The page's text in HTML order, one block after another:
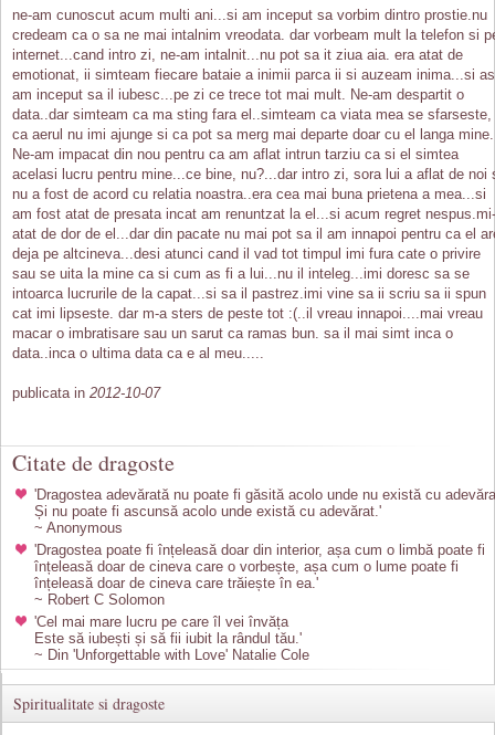
ne-am cunoscut acum multi ani...si am inceput sa vorbim dintro prostie.nu
credeam ca o sa ne mai intalnim vreodata. dar vorbeam mult la telefon si
internet...cand intro zi, ne-am intalnit...nu pot sa it ziua aia. era atat de
emotionat, ii simteam fiecare bataie a inimii parca ii si auzeam inima...si
am inceput sa il iubesc...pe zi ce trece tot mai mult. Ne-am despartit o
data..dar simteam ca ma sting fara el..simteam ca viata mea se sfarseste,
ca aerul nu imi ajunge si ca pot sa merg mai departe doar cu el langa mine.
Ne-am impacat din nou pentru ca am aflat intrun tarziu ca si el simtea
acelasi lucru pentru mine...ce bine, nu?...dar intro zi, sora lui a aflat de noi
nu a fost de acord cu relatia noastra..era cea mai buna prietena a mea...si
am fost atat de presata incat am renuntzat la el...si acum regret
atat de dor de el...dar din pacate nu mai pot sa il am innapoi pentru ca el
deja pe altcineva...desi atunci cand il vad tot timpul imi fura cate o privire
sau se uita la mine ca si cum as fi a lui...nu il inteleg...imi doresc sa se
intoarca lucrurile de la capat...si sa il pastrez.imi vine sa ii scriu sa ii spun
cat imi lipseste. dar m-a sters de peste tot :(..il vreau innapoi....mai vreau
macar o imbratisare sau un sarut ca ramas bun. sa il mai simt inca o
data..inca o ultima data ca e al meu.....
publicata in 2012-10-07
Citate de dragoste
'Dragostea adevărată nu poate fi găsită acolo unde nu există cu
Și nu poate fi ascunsă acolo unde există cu adevărat.'
~ Anonymous
'Dragostea poate fi înțeleasă doar din interior, așa cum o limbă poate fi
înțeleasă doar de cineva care o vorbește, așa cum o lume poate fi
înțeleasă doar de cineva care trăiește în ea.'
~ Robert C Solomon
'Cel mai mare lucru pe care îl vei învăța
Este să iubești și să fii iubit la rândul tău.'
~ Din 'Unforgettable with Love' Natalie Cole
Spiritualitate si dragoste